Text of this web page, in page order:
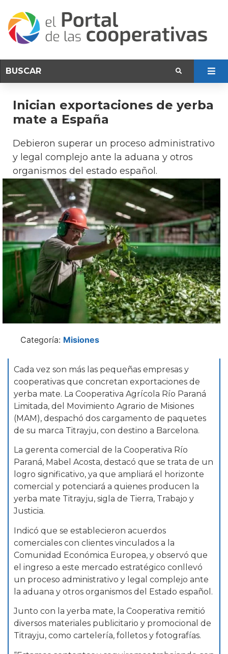
Inician exportaciones de yerba
mate a España
Debieron superar un proceso administrativo
y legal complejo ante la aduana y otros
organismos del estado español.
Categoría: Misiones
Cada vez son más las pequeñas empresas y
cooperativas que concretan exportaciones de
yerba mate. La Cooperativa Agrícola Río Paraná
Limitada, del Movimiento Agrario de Misiones
(MAM), despachó dos cargamento de paquetes
de su marca Titrayju, con destino a Barcelona.
La gerenta comercial de la Cooperativa Río
Paraná, Mabel Acosta, destacó que se trata de un
logro significativo, ya que ampliará el horizonte
comercial y potenciará a quienes producen la
yerba mate Titrayju, sigla de Tierra, Trabajo y
Justicia.
Indicó que se establecieron acuerdos
comerciales con clientes vinculados a la
Comunidad Económica Europea, y observó que
el ingreso a este mercado estratégico conllevó
un proceso administrativo y legal complejo ante
la aduana y otros organismos del Estado español.
Junto con la yerba mate, la Cooperativa remitió
diversos materiales publicitario y promocional de
Titrayju, como cartelería, folletos y fotografías.